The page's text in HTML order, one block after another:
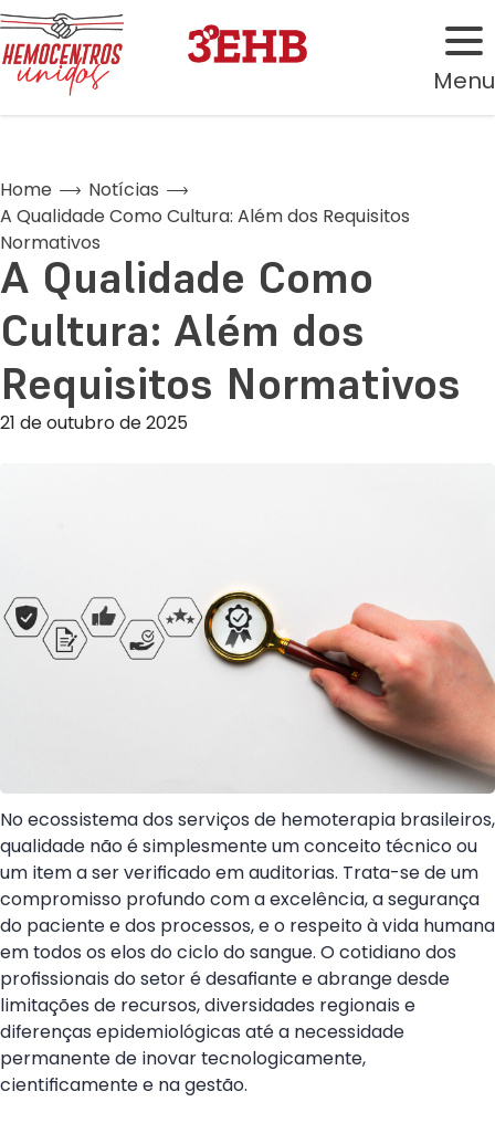
Menu
Home
Notícias
A Qualidade Como Cultura: Além dos Requisitos
Normativos
A Qualidade Como
Cultura: Além dos
Requisitos Normativos
21 de outubro de 2025
No ecossistema dos serviços de hemoterapia brasileiros,
qualidade não é simplesmente um conceito técnico ou
um item a ser verificado em auditorias. Trata-se de um
compromisso profundo com a excelência, a segurança
do paciente e dos processos, e o respeito à vida humana
em todos os elos do ciclo do sangue. O cotidiano dos
profissionais do setor é desafiante e abrange desde
limitações de recursos, diversidades regionais e
diferenças epidemiológicas até a necessidade
permanente de inovar tecnologicamente,
cientificamente e na gestão.